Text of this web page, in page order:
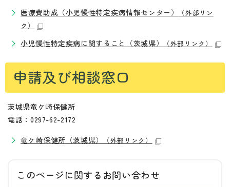
医療費助成（小児慢性特定疾病情報センター）
（外部リン
ク）
小児慢性特定疾病に関すること（茨城県） （外部リンク）
申請及び相談窓口
茨城県竜ケ崎保健所
電話：0297-62-2172
竜ケ崎保健所（茨城県）
（外部リンク）
このページに関する お問い合わせ